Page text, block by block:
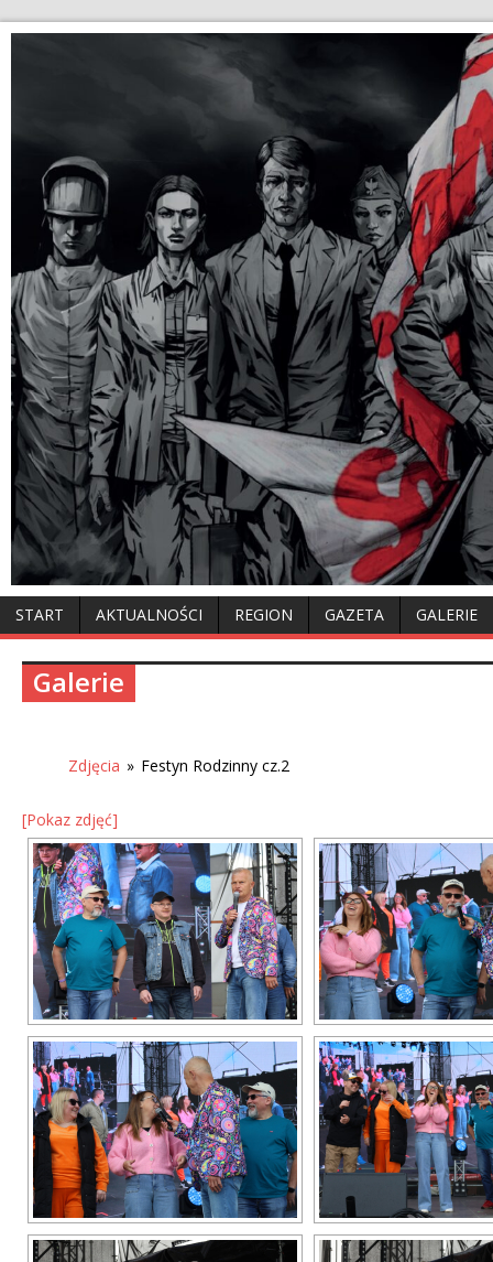
START AKTUALNOŚCI REGION GAZETA GALERIE
Galerie
Zdjęcia » Festyn Rodzinny cz.2
[Pokaz zdjęć]